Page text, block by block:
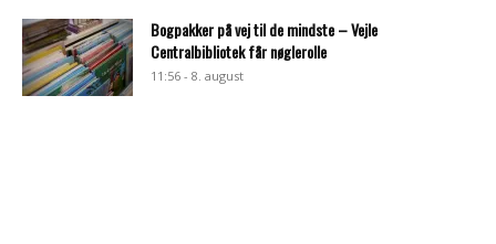
Bogpakker på vej til de mindste – Vejle
Centralbibliotek får nøglerolle
11:56 - 8. august